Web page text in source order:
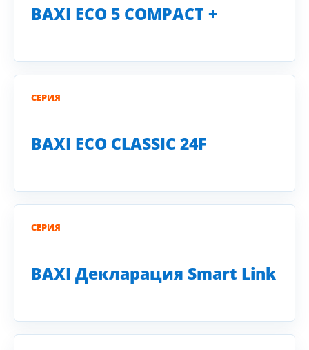
BAXI ECO 5 COMPACT +
СЕРИЯ
BAXI ECO CLASSIC 24F
СЕРИЯ
BAXI Декларация Smart Link